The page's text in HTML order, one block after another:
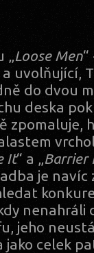
„Loose Men
uvolňující,
do dvou
deska
zpomaluje,
It“ a „Barrier
je navíc
nenahráli
jeho
celek